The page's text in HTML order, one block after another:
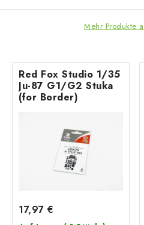
Mehr Produkte
Red Fox Studio 1/35
Ju-87 G1/G2 Stuka
(for Border)
17,97 €